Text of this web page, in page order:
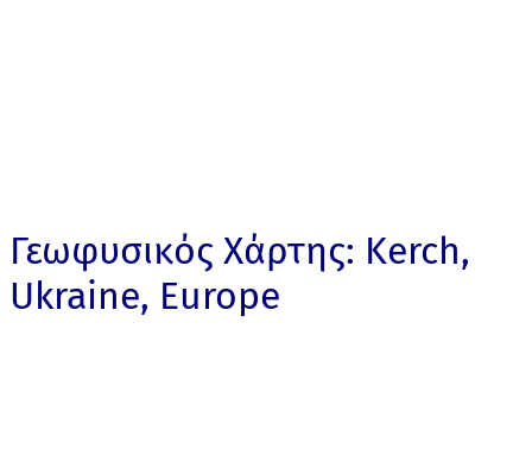
Γεωφυσικός Χάρτης: Kerch,
Ukraine, Europe